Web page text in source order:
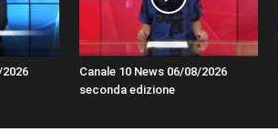
Canale 10 News 06/08/2026
seconda edizione